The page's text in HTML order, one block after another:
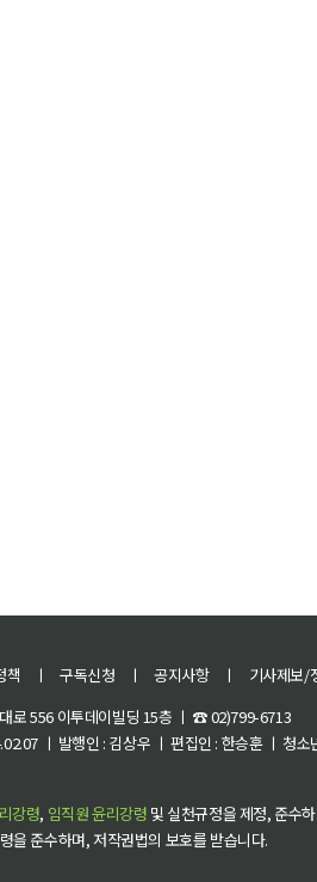
책 ㅣ 구독신청 ㅣ 공지사항 ㅣ 기사제보/
로 556 이투데이빌딩 15층 ㅣ ☎ 02)799-6713
ㅣ 발행인 : 김상우 ㅣ 편집인 : 한승훈 ㅣ 청
강령, 임직원 윤리강령 및 실천규정을 제정, 준수
을 준수하며, 저작권법의 보호를 받습니다.